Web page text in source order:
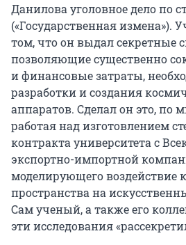
Данилова уголовное дело по
(«Государственная измена»).
том, что он выдал секретные
позволяющие существенно
и финансовые затраты,
разработки и создания
аппаратов. Сделал он это, по
работая над изготовлением
контракта университета с
экспортно-импортной
моделирующего воздействие
пространства на
Сам ученый, а также его
эти исследования